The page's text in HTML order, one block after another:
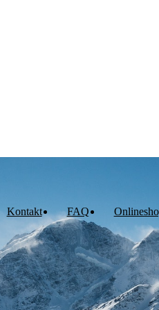
Kontakt FAQ